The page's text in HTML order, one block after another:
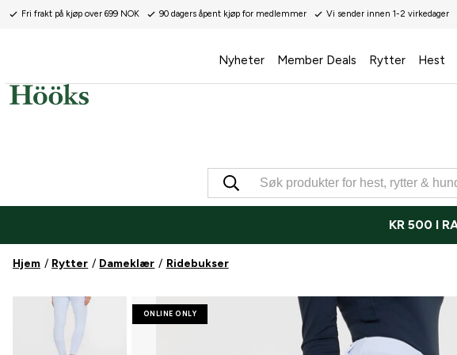
Fri frakt på kjøp over 699 NOK 90 dagers åpent kjøp for medlemmer Vi sender innen 1-2 virkedager
Nyheter Member Deals Rytter Hest
KR 500 I
Hjem Rytter Dameklær Ridebukser
ONLINE ONLY